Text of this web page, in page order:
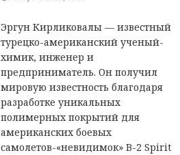
Эргун Кирликовалы — известный
турецко-американский ученый-
химик, инженер и
предприниматель. Он получил
мировую известность благодаря
разработке уникальных
полимерных покрытий для
американских боевых
самолетов-«невидимок» B-2 Spirit